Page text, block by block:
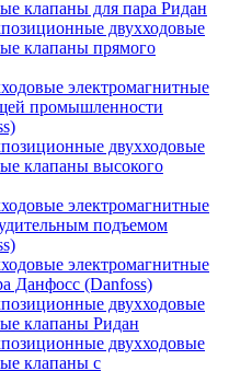
клапаны для пара Ридан
двухходовые
клапаны прямого
электромагнитные
промышленности
двухходовые
клапаны высокого
электромагнитные
подъемом
электромагнитные
Данфосс (Danfoss)
двухходовые
клапаны Ридан
двухходовые
клапаны с